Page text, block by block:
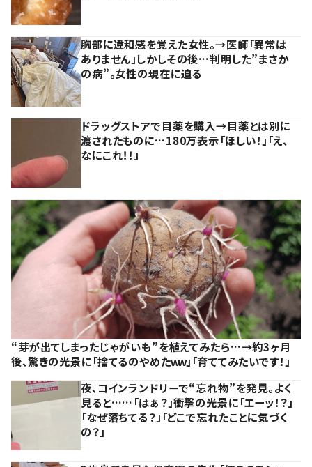
胸部に違和感を覚えた女性。→医師「異常は
ありません」しかしその後…判明した”まさか
の病”。女性の現在に迫る
ドラッグストアで目薬を購入→目薬とは別に
渡されたものに…180万表示「ほしい！」「え、
なにこれ！！」
“芽が出てしまったじゃがいも”を植えてみたら…→約3ヶ月
後、驚きの光景に「捨てるのやめたｗｗ」「育ててみたいです！」
夜、コインランドリーで“忘れ物”を発見。よく
見ると……「はぁ？」衝撃の光景に「エーッ！？」
「なぜ落ちてる？」「どこで忘れたことに気づく
の？」